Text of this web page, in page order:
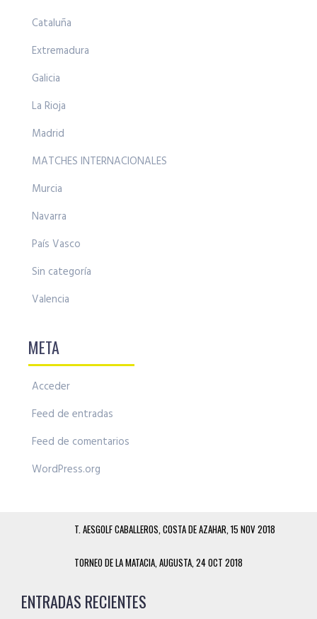
Cataluña
Extremadura
Galicia
La Rioja
Madrid
MATCHES INTERNACIONALES
Murcia
Navarra
País Vasco
Sin categoría
Valencia
META
Acceder
Feed de entradas
Feed de comentarios
WordPress.org
T. AESGOLF CABALLEROS, COSTA DE AZAHAR, 15 NOV 2018
TORNEO DE LA MATACIA, AUGUSTA, 24 OCT 2018
ENTRADAS RECIENTES